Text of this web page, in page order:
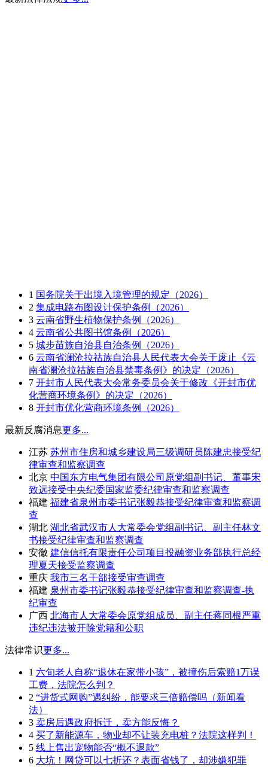
1 国务院关于出境入境管理的规定（2026）
2 集成电路布图设计保护条例（2026）
3 云南省野生植物保护条例（2026）
4 云南省公共图书馆条例（2026）
5 城步苗族自治县自治条例（2026）
6 云南省澜沧拉祜族自治县人民代表大会关于废止《云
南省澜沧拉祜族自治县禁毒条例》的决定（2026）
7 开封市人民代表大会常务委员会关于修改《开封市优
化营商环境条例》的决定（2026）
8 开封市优化营商环境条例（2026）
最新反腐消息更多...
江苏 苏州市住房和城乡建设局三级调研员陈建忠接受纪
律审查和监察调查
北京 中国东方电气集团有限公司原党组副书记、董事宋
致远接受中央纪委国家监委纪律审查和监察调查
福建 福建省泉州市委书记张毅恭接受纪律审查和监察调
查
湖北 湖北省武汉市人大常委会党组副书记、副主任林文
书接受纪律审查和监察调查
安徽 建信信托有限责任公司项目投融资业务部执行总经
理夏天接受监察调查
重庆 我市三名干部接受审查调查
福建 泉州市委书记张毅恭接受纪律审查和监察调查-执
纪审查
广西 北海市人大常委会原党组成员、副主任蒋同根严重
违纪违法被开除党籍和公职
法律常识更多...
1 六旬老人自称“退休在家带小孩”，被撞伤后索赔1万误
工费，法院怎么判？
2 “进货式网购”遇纠纷，能要求三倍赔偿吗（新闻看
法）
3 卖房后遇政府拆迁，卖方能反悔？
4 买了新能源车，物业却不让装充电桩？法院这样判！
5 线上售出宠物能否“概不退款”
6 大坑！网贷可以七折还？表面省钱了，却涉嫌犯罪